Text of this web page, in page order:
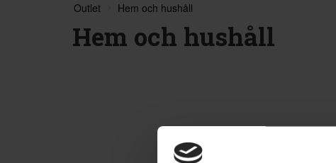
Outlet Hem och hushåll
Hem och hushåll